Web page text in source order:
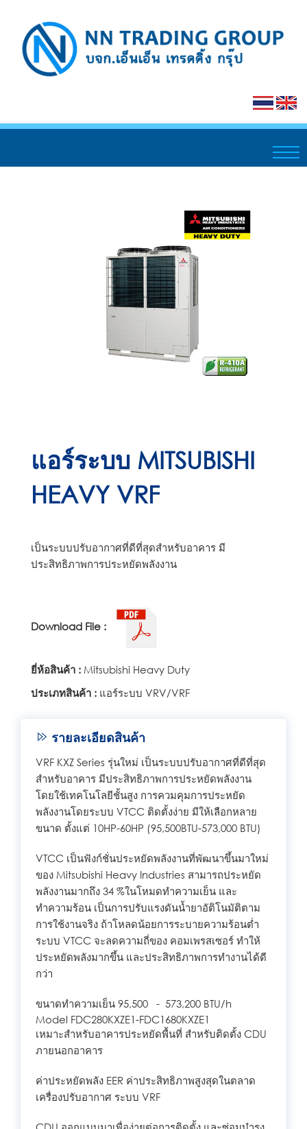
แอร์ระบบ MITSUBISHI
HEAVY VRF
เป็นระบบปรับอากาศที่ดีที่สุดสำหรับอาคาร มี
ประสิทธิภาพการประหยัดพลังงาน
Download File :
ยี่ห้อสินค้า : Mitsubishi Heavy Duty
ประเภทสินค้า : แอร์ระบบ VRV/VRF
รายละเอียดสินค้า
VRF KXZ Series รุ่นใหม่ เป็นระบบปรับอากาศที่ดีที่สุด
สำหรับอาคาร มีประสิทธิภาพการประหยัดพลังงาน
โดยใช้เทคโนโลยีชั้นสูง การควมคุมการประหยัด
พลังงานโดยระบบ VTCC ติดตั้งง่าย มีให้เลือกหลาย
ขนาด ตั้งแต่ 10HP-60HP (95,500BTU-573,000 BTU)
VTCC เป็นฟังก์ชั่นประหยัดพลังงานที่พัฒนาขึ้นมาใหม่
ของ Mitsubishi Heavy Industries สามารถประหยัด
พลังงานมากถึง 34 %ในโหมดทำความเย็น และ
ทำความร้อน เป็นการปรับแรงดันน้ำยาอัติโนมัติตาม
การใช้งานจริง ถ้าโหลดน้อยการระบายความร้อนต่ำ
ระบบ VTCC จะลดความถี่ของ คอมเพรสเซอร์ ทำให้
ประหยัดพลังมากขึ้น และประสิทธิภาพการทำงานได้ดี
กว่า
ขนาดทำความเย็น 95,500 - 573,200 BTU/h
Model FDC280KXZE1-FDC1680KXZE1
เหมาะสำหรับอาคารประหยัดพื้นที่ สำหรับติดตั้ง CDU
ภายนอกอาคาร
ค่าประหยัดพลัง EER ค่าประสิทธิภาพสูงสุดในตลาด
เครื่องปรับอากาศ ระบบ VRF